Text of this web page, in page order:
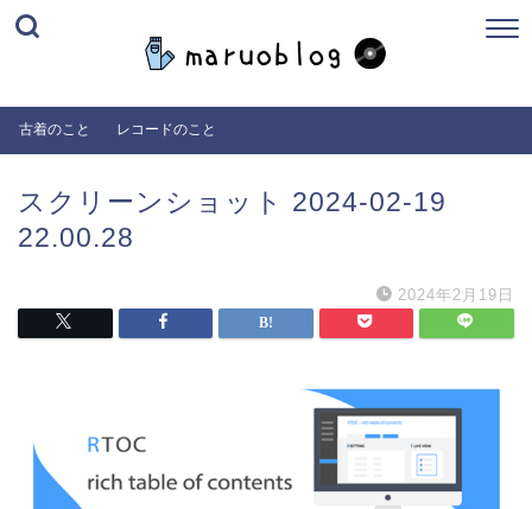
古着のこと レコードのこと
スクリーンショット 2024-02-19
22.00.28
2024年2月19日